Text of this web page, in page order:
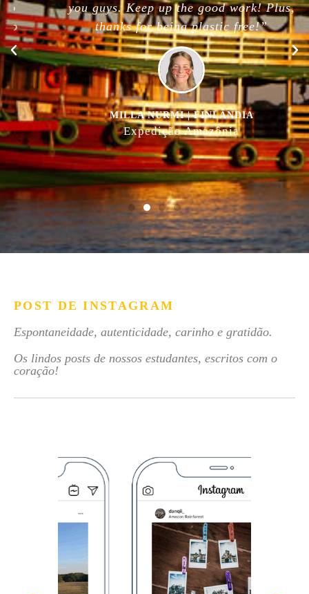
you guys. Keep up the good work! Plus,
thanks for being plastic free!”
MILLA NURMI | FINLÂNDIA
Expedição Amazônia
POST DE INSTAGRAM
Espontaneidade, autenticidade, carinho e gratidão.
Os lindos posts de nossos estudantes, escritos com o
coração!